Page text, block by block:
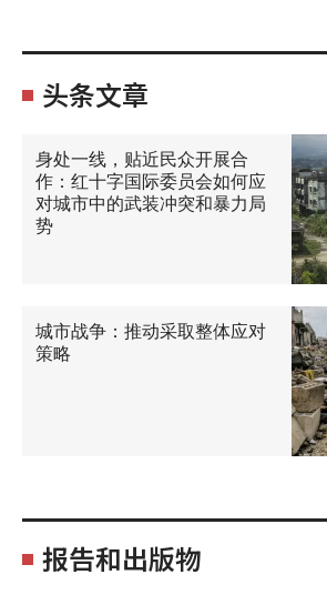
头条文章
身处一线，贴近民众开展合
作：红十字国际委员会如何应
对城市中的武装冲突和暴力局
势
城市战争：推动采取整体应对
策略
报告和出版物